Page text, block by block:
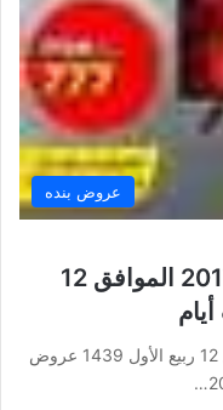
عروض بنده
عروض بنده اليوم 30 نوفمبر 2017 الموافق 12
عروض بنده اليوم 30 نوفمبر 2017 الموافق 12 ربيع الأول 1439 عروض